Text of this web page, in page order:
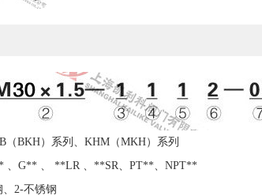
BKH）系列、KHM（MKH）系列
、G** 、 **LR 、**SR、PT**、NPT**
2-不锈钢